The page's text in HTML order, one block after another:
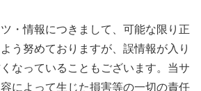
・情報につきまして、可能な限り正
う努めておりますが、誤情報が入り
なっていることもございます。当サ
によって生じた損害等の一切の責任